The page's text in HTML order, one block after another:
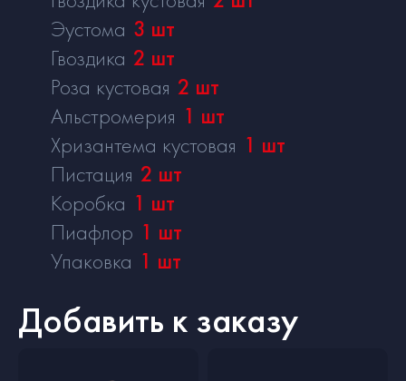
Эустома 3 шт
Гвоздика 2 шт
Роза кустовая 2 шт
Альстромерия 1 шт
Хризантема кустовая 1 шт
Пистация 2 шт
Коробка 1 шт
Пиафлор 1 шт
Упаковка 1 шт
Добавить к заказу